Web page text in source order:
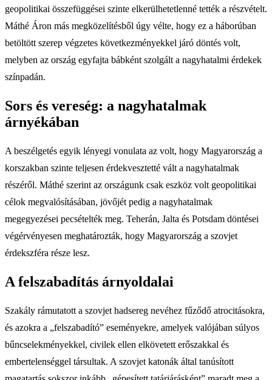
geopolitikai összefüggései szinte elkerülhetetlenné tették a részvételt.
Máthé Áron más megközelítésből úgy vélte, hogy ez a háborúban
betöltött szerep végzetes következményekkel járó döntés volt,
melyben az ország egyfajta bábként szolgált a nagyhatalmi érdekek
színpadán.
Sors és vereség: a nagyhatalmak
árnyékában
A beszélgetés egyik lényegi vonulata az volt, hogy Magyarország a
korszakban szinte teljesen érdekvesztetté vált a nagyhatalmak
részéről. Máthé szerint az országunk csak eszköz volt geopolitikai
célok megvalósításában, jövőjét pedig a nagyhatalmak
megegyezései pecsételték meg. Teherán, Jalta és Potsdam döntései
végérvényesen meghatározták, hogy Magyarország a szovjet
érdekszféra része lesz.
A felszabadítás árnyoldalai
Szakály rámutatott a szovjet hadsereg nevéhez fűződő atrocitásokra,
és azokra a „felszabadító” eseményekre, amelyek valójában súlyos
bűncselekményekkel, civilek ellen elkövetett erőszakkal és
embertelenséggel társultak. A szovjet katonák által tanúsított